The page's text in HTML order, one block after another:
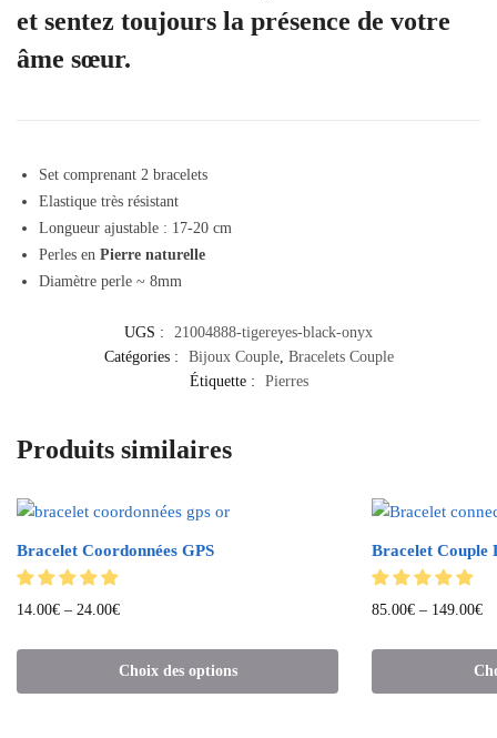
et sentez toujours la présence de votre
âme sœur.
Set comprenant 2 bracelets
Elastique très résistant
Longueur ajustable : 17-20 cm
Perles en Pierre naturelle
Diamètre perle ~ 8mm
UGS :
21004888-tigereyes-black-onyx
Catégories :
Bijoux Couple, Bracelets Couple
Étiquette :
Pierres
Produits similaires
Bracelet Coordonnées GPS
14.00€ – 24.00€
Choix des options
Bracelet Couple
85.00€ – 149.00€